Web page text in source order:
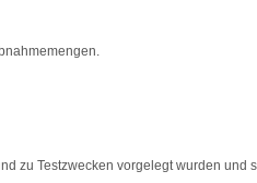
zu Testzwecken vorgelegt wurden und